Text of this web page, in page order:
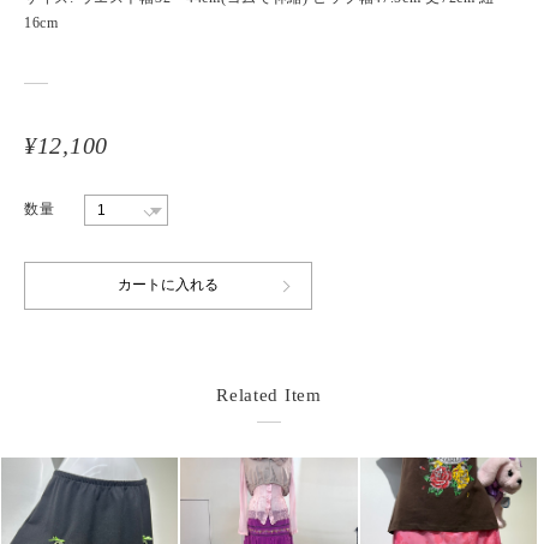
16cm
¥12,100
数量
Related Item